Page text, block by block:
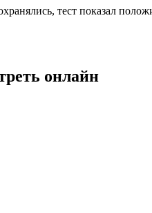
тест показал
онлайн